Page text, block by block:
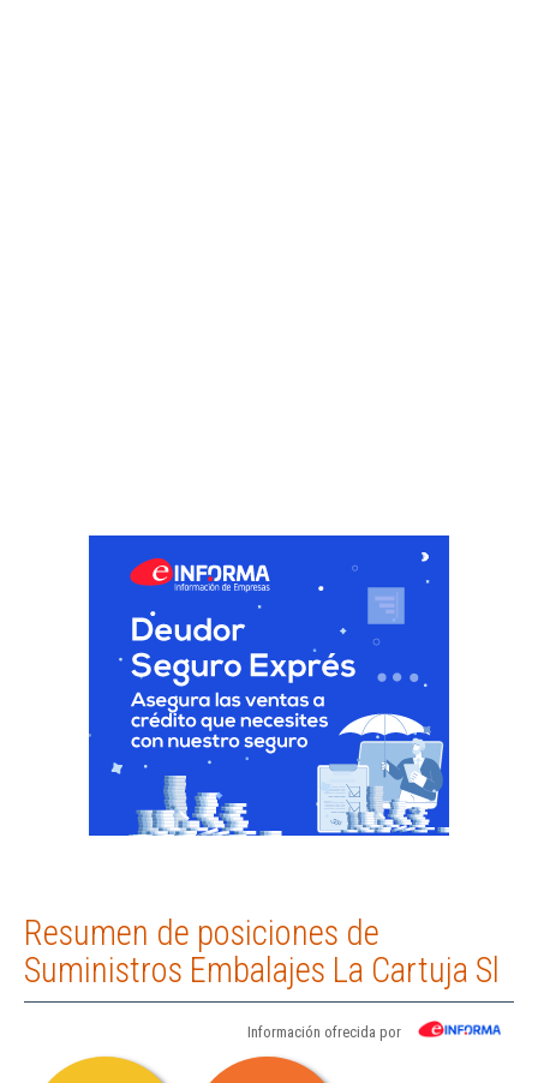
Resumen de posiciones de
Suministros Embalajes La Cartuja Sl
Información ofrecida por